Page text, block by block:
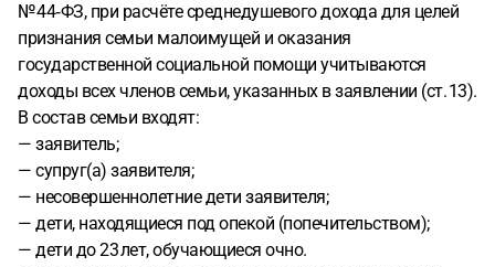
№ 44‑ФЗ, при расчёте среднедушевого дохода для целей
признания семьи малоимущей и оказания
государственной социальной помощи учитываются
доходы всех членов семьи, указанных в заявлении (ст. 13).
В состав семьи входят:
— заявитель;
— супруг(а) заявителя;
— несовершеннолетние дети заявителя;
— дети, находящиеся под опекой (попечительством);
— дети до 23 лет, обучающиеся очно.